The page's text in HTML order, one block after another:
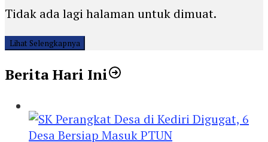
Tidak ada lagi halaman untuk dimuat.
Lihat Selengkapnya
Berita Hari Ini